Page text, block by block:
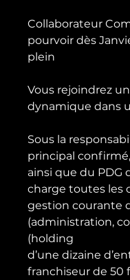
Collaborateur
pourvoir dès
plein
Vous rejoindrez
dynamique dans
Sous la
principal
ainsi que du PDG
charge toutes les
gestion courante
(administration,
(holding
d’une dizaine
franchiseur de 50